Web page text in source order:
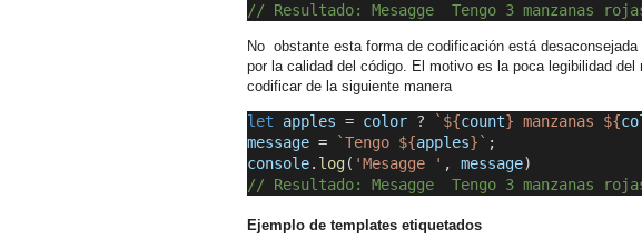
// Resultado: Mesagge  Tengo 3 manzanas
No obstante esta forma de codificación está
por la calidad del código. El motivo es la poca legibilidad
codificar de la siguiente manera
let apples = color ? `${count} manzanas ${
message = `Tengo ${apples}` ;
console. log( 'Mesagge ' , message)
// Resultado: Mesagge  Tengo 3 manzanas
Ejemplo de templates etiquetados